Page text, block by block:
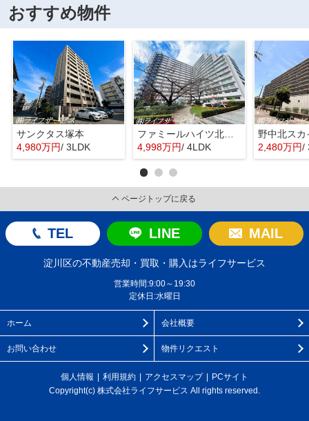
おすすめ物件
サンクタス塚本
4,980万円/ 3LDK
ファミールハイツ北大阪４号棟
4,998万円/ 4LDK
野中北スカ
2,480万円/
ページトップに戻る
TEL LINE MAIL
淀川区の不動産売却・買取・購入はライフサービス
営業時間:9:00～19:30
定休日:水曜日
ホーム 会社概要
お問い合わせ 物件リクエスト
個人情報 利用規約 アクセスマップ
PCサイト
Copyright(c) 株式会社ライフサービス All rights reserved.